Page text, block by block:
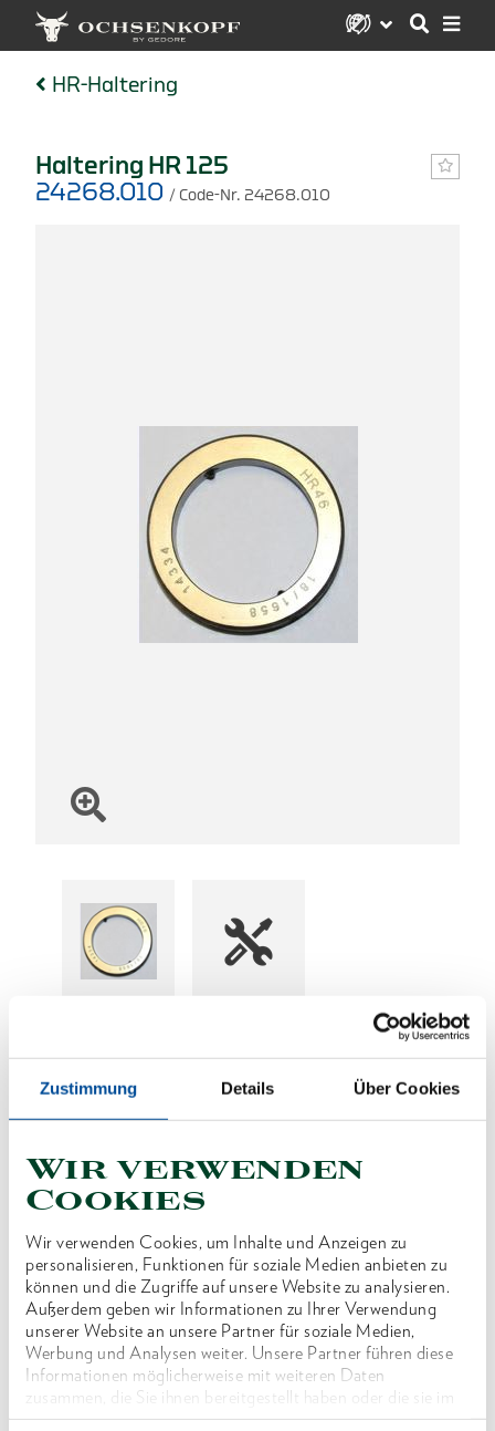
Zustimmung Details Über Cookies
Wir verwenden
Cookies
Wir verwenden Cookies, um Inhalte und Anzeigen zu
personalisieren, Funktionen für soziale Medien anbieten zu
können und die Zugriffe auf unsere Website zu analysieren.
Außerdem geben wir Informationen zu Ihrer Verwendung
unserer Website an unsere Partner für soziale Medien,
Werbung und Analysen weiter. Unsere Partner führen diese
Informationen möglicherweise mit weiteren Daten
zusammen, die Sie ihnen bereitgestellt haben oder die sie im
Rahmen Ihrer Nutzung der Dienste gesammelt haben. Unsere
HR-Haltering
Haltering HR 125
24268.010 / Code-Nr. 24268.010
Produktlinie
Zur Fixierung der Sechskantadapter
Abmessungen und Gewichte
Lieferumfang